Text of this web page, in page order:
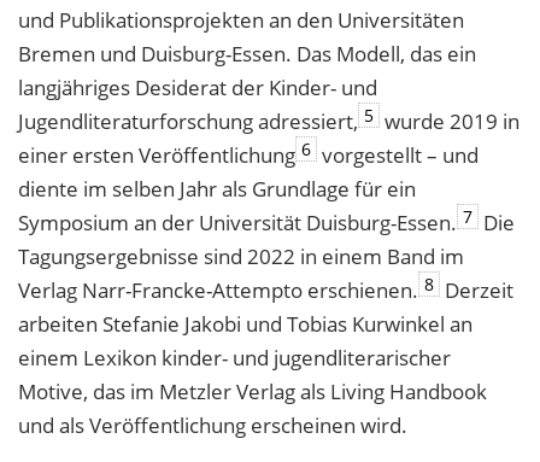
und Publikationsprojekten an den Universitäten
Bremen und Duisburg-Essen. Das Modell, das ein
langjähriges Desiderat der Kinder- und
Jugendliteraturforschung adressiert, 5 wurde 2019 in
einer ersten Veröffentlichung 6 vorgestellt – und
diente im selben Jahr als Grundlage für ein
Symposium an der Universität Duisburg-Essen. 7 Die
Tagungsergebnisse sind 2022 in einem Band im
Verlag Narr-Francke-Attempto erschienen. 8 Derzeit
arbeiten Stefanie Jakobi und Tobias Kurwinkel an
einem Lexikon kinder- und jugendliterarischer
Motive, das im Metzler Verlag als Living Handbook
und als Veröffentlichung erscheinen wird.